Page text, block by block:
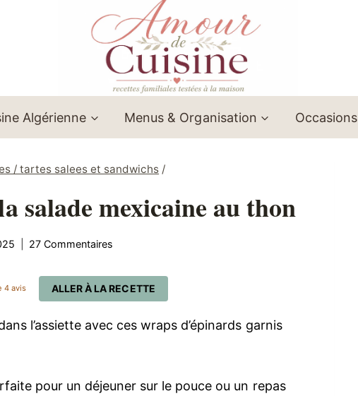
Algérienne Menus & Organisation Occasions
/ tartes salees et sandwichs /
salade mexicaine au thon
27 Commentaires
ALLER À LA RECETTE
4 avis
l’assiette avec ces wraps d’épinards garnis
pour un déjeuner sur le pouce ou un repas